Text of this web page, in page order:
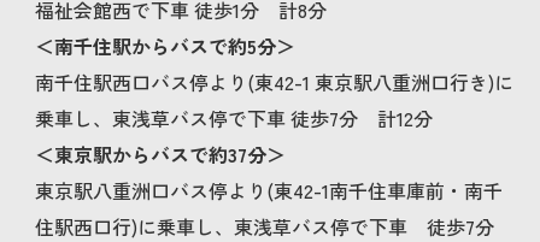
福祉会館西で下車 徒歩1分 計8分
＜南千住駅からバスで約5分＞
南千住駅西口バス停より(東42-1 東京駅八重洲口行き)に
乗車し、東浅草バス停で下車 徒歩7分 計12分
＜東京駅からバスで約37分＞
東京駅八重洲口バス停より(東42-1南千住車庫前・南千
住駅西口行)に乗車し、東浅草バス停で下車 徒歩7分